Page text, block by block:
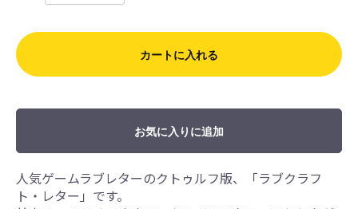
カートに入れる
お気に入りに追加
人気ゲームラブレターのクトゥルフ版、「ラブクラフ
ト・レター」です。